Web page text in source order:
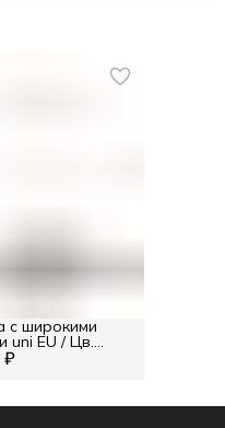
₽
с широкими
uni EU / Цв.